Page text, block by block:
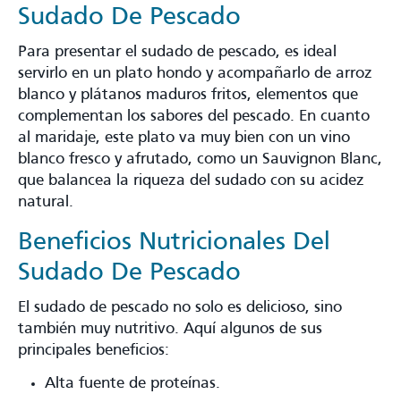
Sudado De Pescado
Para presentar el sudado de pescado, es ideal
servirlo en un plato hondo y acompañarlo de arroz
blanco y plátanos maduros fritos, elementos que
complementan los sabores del pescado. En cuanto
al maridaje, este plato va muy bien con un vino
blanco fresco y afrutado, como un Sauvignon Blanc,
que balancea la riqueza del sudado con su acidez
natural.
Beneficios Nutricionales Del
Sudado De Pescado
El sudado de pescado no solo es delicioso, sino
también muy nutritivo. Aquí algunos de sus
principales beneficios:
Alta fuente de proteínas.